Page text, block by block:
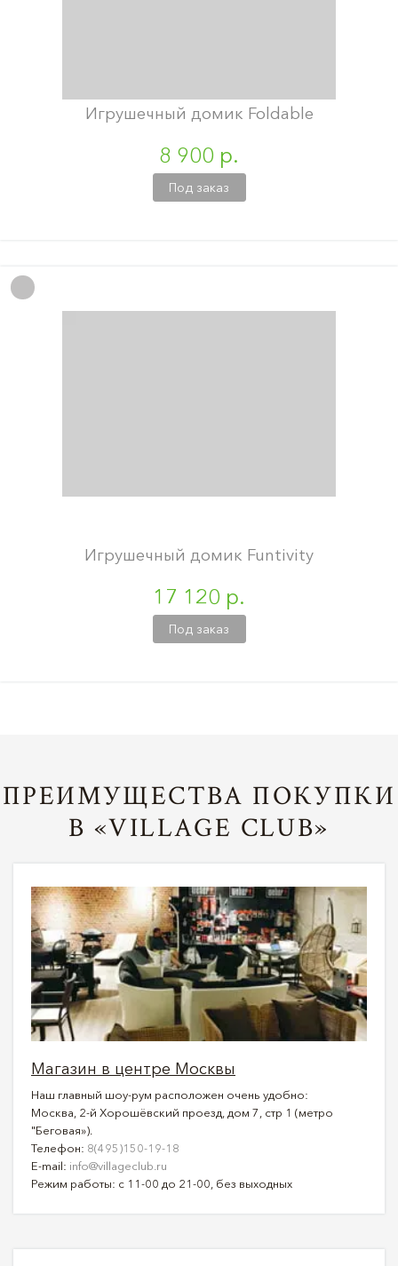
Игрушечный домик Foldable
8 900 р.
Под заказ
Игрушечный домик Funtivity
17 120 р.
Под заказ
ПРЕИМУЩЕСТВА ПОКУПКИ
В «VILLAGE CLUB»
Магазин в центре Москвы
Наш главный шоу-рум расположен очень удобно:
Москва, 2-й Хорошёвский проезд, дом 7, стр 1 (метро
"Беговая»).
Телефон: 8(495)150-19-18
E-mail: info@villageclub.ru
Режим работы: с 11-00 до 21-00, без выходных